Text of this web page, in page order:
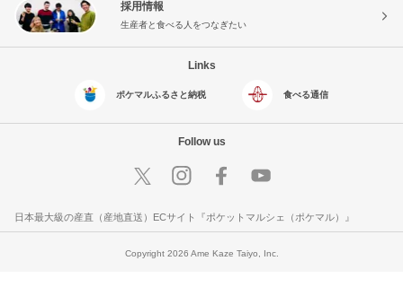
採用情報
生産者と食べる人をつなぎたい
Links
ポケマルふるさと納税 食べる通信
Follow us
日本最大級の産直（産地直送）ECサイト『ポケットマルシェ（ポケマル）』
Copyright 2026 Ame Kaze Taiyo, Inc.